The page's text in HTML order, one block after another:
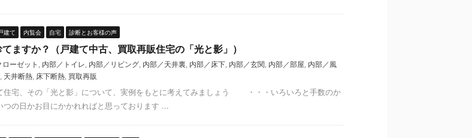
建て 内覧会 自宅 診断とお客様の声
ますか？（戸建て中古、買取再販住宅の「光と影」）
ローゼット , 内部／トイレ, 内部／リビング, 内部／天井裏, 内部／床下, 内部／玄関, 内部／部屋, 内部／風
, 天井断熱, 床下断熱, 買取再販
住宅、その「光と影」について、実例をもとに考えてみましょう ・・・いろいろと手数のか
の日かお目にかかれればと思っております ...